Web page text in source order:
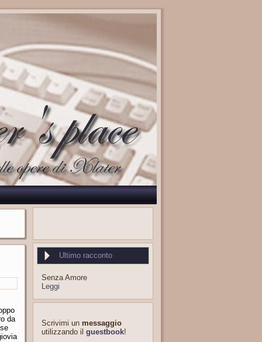
da
Ultimo racconto
Senza Amore
Leggi
Scrivimi un messaggio
utilizzando il guestbook!